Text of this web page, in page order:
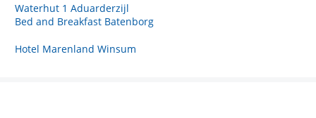
Waterhut 1 Aduarderzijl
Bed and Breakfast Batenborg
Hotel Marenland Winsum